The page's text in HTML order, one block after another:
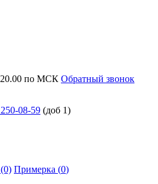
20.00 по МСК Обратный звонок
08-59 (доб 1)
Примерка (0)